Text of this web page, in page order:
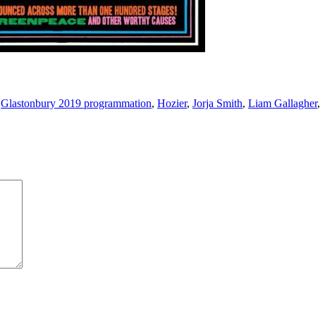
Glastonbury 2019 programmation, Hozier, Jorja Smith, Liam Gallagher,